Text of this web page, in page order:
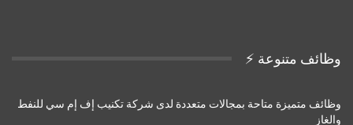
وظائف متنوعة ⚡️
وظائف متميزة متاحة بمجالات متعددة لدى شركة تكنيب إف إم سي للنفط
والغاز